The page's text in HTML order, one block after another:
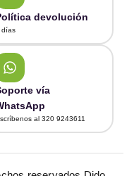
devolución
días
vía
al 320 9243611